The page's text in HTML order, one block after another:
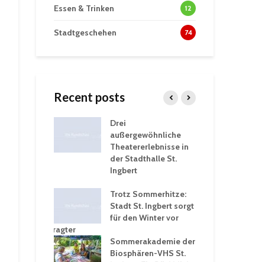
Essen & Trinken 12
Stadtgeschehen 74
Recent posts
an
Drei
außergewöhnliche
Theatererlebnisse in
der Stadthalle St.
Ingbert
Trotz Sommerhitze:
Stadt St. Ingbert sorgt
für den Winter vor
Sommerakademie der
Biosphären-VHS St.